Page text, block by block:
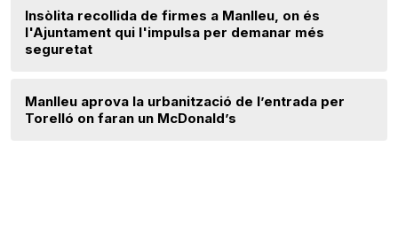
Insòlita recollida de firmes a Manlleu, on és
l'Ajuntament qui l'impulsa per demanar més
seguretat
Manlleu aprova la urbanització de l’entrada per
Torelló on faran un McDonald’s